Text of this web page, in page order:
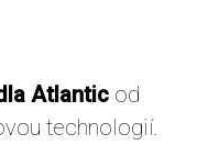
Atlantic od
technologií.